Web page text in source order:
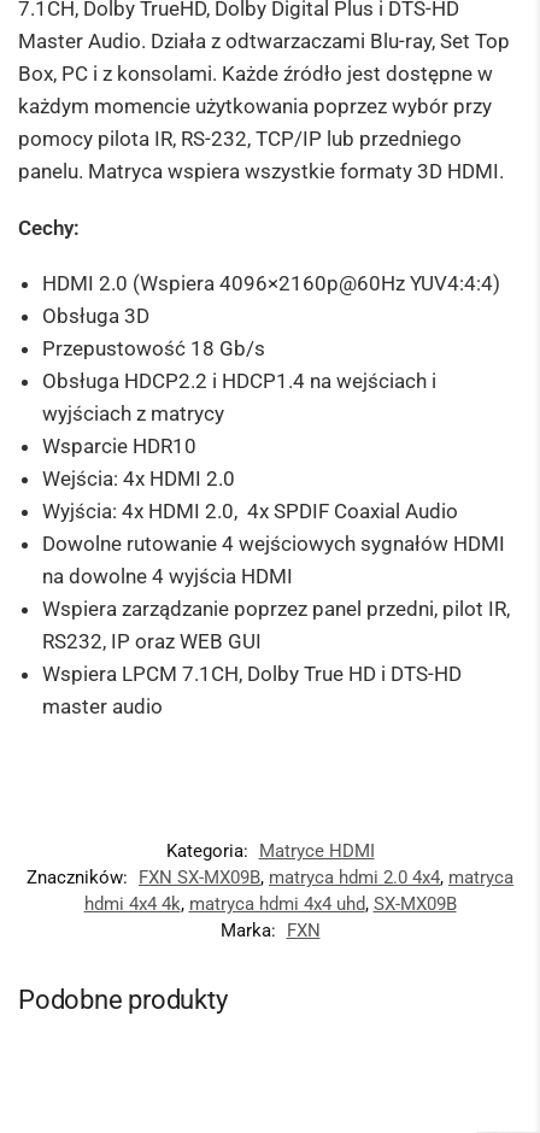
7.1CH, Dolby TrueHD, Dolby Digital Plus i DTS-HD
Master Audio. Działa z odtwarzaczami Blu-ray, Set Top
Box, PC i z konsolami. Każde źródło jest dostępne w
każdym momencie użytkowania poprzez wybór przy
pomocy pilota IR, RS-232, TCP/IP lub przedniego
panelu. Matryca wspiera wszystkie formaty 3D HDMI.
Cechy:
HDMI 2.0 (Wspiera 4096×2160p@60Hz YUV4:4:4)
Obsługa 3D
Przepustowość 18 Gb/s
Obsługa HDCP2.2 i HDCP1.4 na wejściach i
wyjściach z matrycy
Wsparcie HDR10
Wejścia: 4x HDMI 2.0
Wyjścia: 4x HDMI 2.0, 4x SPDIF Coaxial Audio
Dowolne rutowanie 4 wejściowych sygnałów HDMI
na dowolne 4 wyjścia HDMI
Wspiera zarządzanie poprzez panel przedni, pilot IR,
RS232, IP oraz WEB GUI
Wspiera LPCM 7.1CH, Dolby True HD i DTS-HD
master audio
Kategoria:
Matryce HDMI
Znaczników:
FXN SX-MX09B, matryca hdmi 2.0 4x4, matryca
hdmi 4x4 4k, matryca hdmi 4x4 uhd, SX-MX09B
Marka:
FXN
Podobne produkty